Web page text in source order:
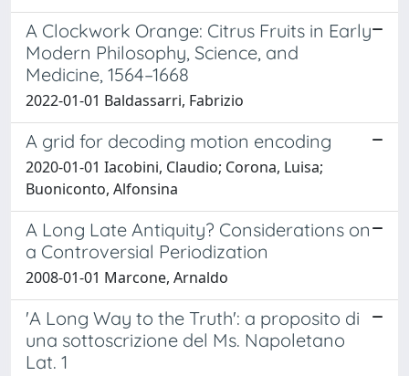
A Clockwork Orange: Citrus Fruits in Early
Modern Philosophy, Science, and
Medicine, 1564–1668
2022-01-01 Baldassarri, Fabrizio
A grid for decoding motion encoding
2020-01-01 Iacobini, Claudio; Corona, Luisa;
Buoniconto, Alfonsina
A Long Late Antiquity? Considerations on
a Controversial Periodization
2008-01-01 Marcone, Arnaldo
'A Long Way to the Truth': a proposito di
una sottoscrizione del Ms. Napoletano
Lat. 1